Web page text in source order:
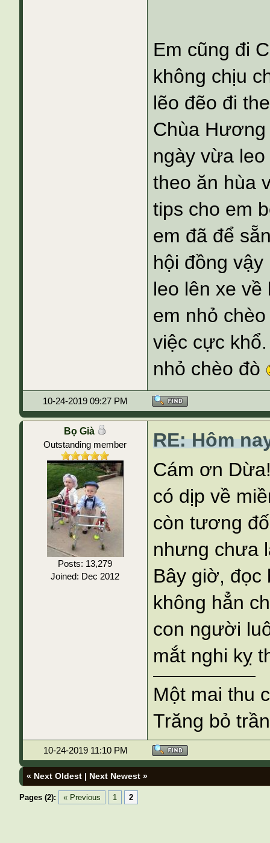
Em cũng đi
không chịu
lẽo đẽo đi
Chùa
ngày vừa
theo ăn hùa
tips cho em
em đã để
hội đồng
leo lên xe về
em nhỏ
việc cực
nhỏ chèo đò
10-24-2019 09:27 PM
Bọ Già
Outstanding member
Posts: 13,279
Joined: Dec 2012
RE: Hôm
Cám ơn
có dịp về
còn tương
nhưng chưa
Bây giờ, đọc
không hẳn
con người
mắt nghi kỵ
Một mai thu
Trăng bỏ
10-24-2019 11:10 PM
« Next Oldest | Next Newest »
Pages (2): « Previous 1 2